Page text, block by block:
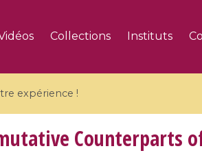
Collections Instituts
expérience !
Counterparts